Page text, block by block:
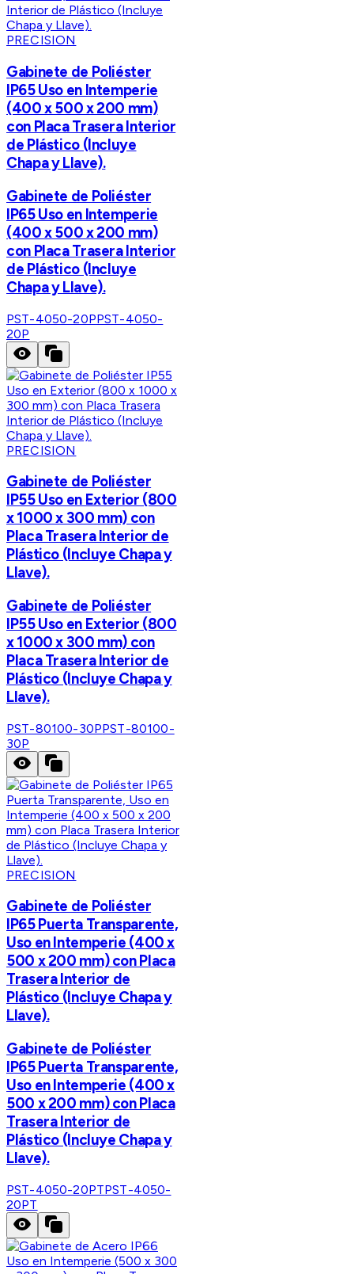
PRECISION
Gabinete de Poliéster
IP65 Uso en Intemperie
(400 x 500 x 200 mm)
con Placa Trasera Interior
de Plástico (Incluye
Chapa y Llave).
Gabinete de Poliéster
IP65 Uso en Intemperie
(400 x 500 x 200 mm)
con Placa Trasera Interior
de Plástico (Incluye
Chapa y Llave).
PST-4050-20PPST-4050-
20P
PRECISION
Gabinete de Poliéster
IP55 Uso en Exterior (800
x 1000 x 300 mm) con
Placa Trasera Interior de
Plástico (Incluye Chapa y
Llave).
Gabinete de Poliéster
IP55 Uso en Exterior (800
x 1000 x 300 mm) con
Placa Trasera Interior de
Plástico (Incluye Chapa y
Llave).
PST-80100-30PPST-80100-
30P
PRECISION
Gabinete de Poliéster
IP65 Puerta Transparente,
Uso en Intemperie (400 x
500 x 200 mm) con Placa
Trasera Interior de
Plástico (Incluye Chapa y
Llave).
Gabinete de Poliéster
IP65 Puerta Transparente,
Uso en Intemperie (400 x
500 x 200 mm) con Placa
Trasera Interior de
Plástico (Incluye Chapa y
Llave).
PST-4050-20PTPST-4050-
20PT